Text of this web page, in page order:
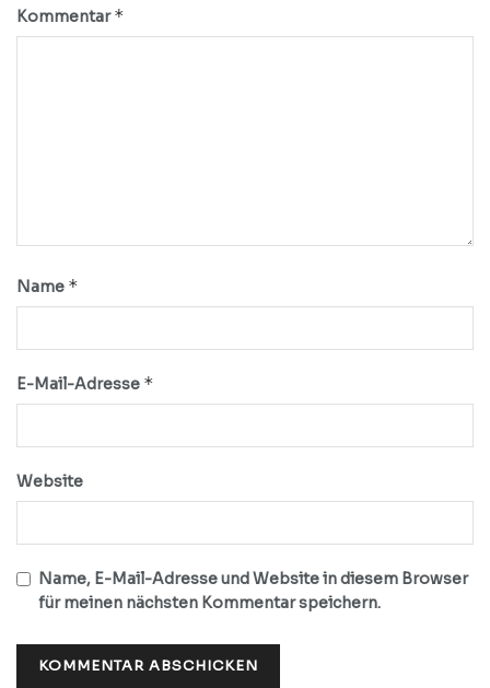
Kommentar*
Name *
E-Mail-Adresse *
Website
Name, E-Mail-Adresse und Website in diesem Browser
für meinen nächsten Kommentar speichern.